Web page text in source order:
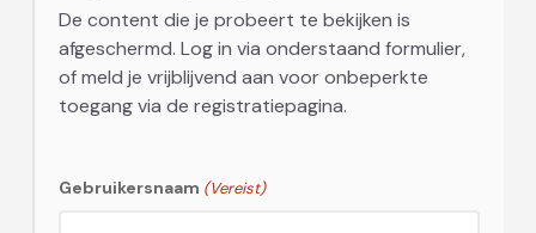
De content die je probeert te bekijken is
afgeschermd. Log in via onderstaand formulier,
of meld je vrijblijvend aan voor onbeperkte
toegang via de registratiepagina.
Gebruikersnaam (Vereist)